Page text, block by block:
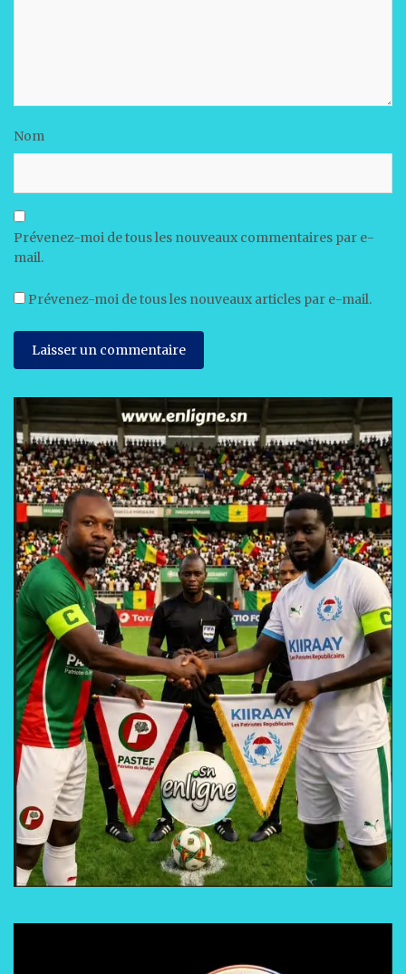
Nom
Prévenez-moi de tous les nouveaux commentaires par e-
mail.
Prévenez-moi de tous les nouveaux articles par e-mail.